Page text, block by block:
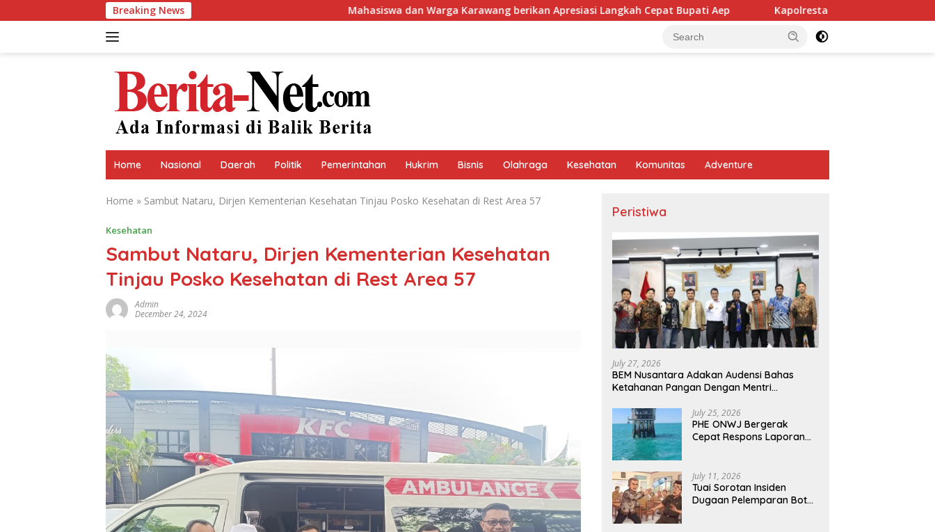
to
Breaking News Mahasiswa dan Warga Karawang berikan Apresiasi Langkah Cepat Bupati Aep Kapolresta Karawang Perkuat Sinergi dengan Insan
Home Nasional Daerah Politik Pemerintahan Hukrim Bisnis Olahraga Kesehatan Komunitas Adventure
Home » Sambut Nataru, Dirjen Kementerian Kesehatan Tinjau Posko Kesehatan di Rest Area 57
Kesehatan
Sambut Nataru, Dirjen Kementerian Kesehatan
Tinjau Posko Kesehatan di Rest Area 57
Admin
December 24, 2024
Peristiwa
July 27, 2026
BEM Nusantara Adakan Audensi Bahas
Ketahanan Pangan Dengan Mentri
July 25, 2026
PHE ONWJ Bergerak
Cepat Respons Laporan
July 11, 2026
Tuai Sorotan Insiden
Dugaan Pelemparan Botol